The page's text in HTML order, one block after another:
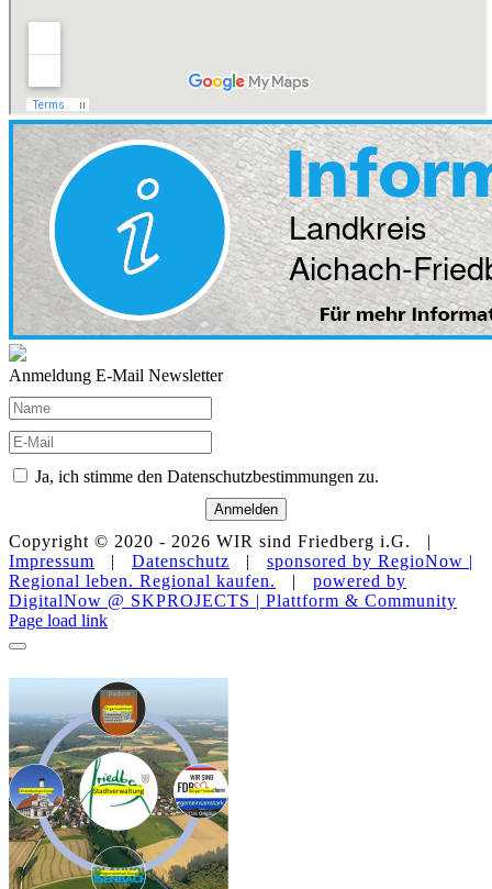
Anmeldung E-Mail Newsletter
Ja, ich stimme den Datenschutzbestimmungen zu.
Anmelden
Copyright © 2020 - 2026 WIR sind Friedberg i.G. |
Impressum | Datenschutz | sponsored by RegioNow |
Regional leben. Regional kaufen.
| powered by
DigitalNow @ SKPROJECTS | Plattform & Community
E-
Mail
WhatsApp
Facebook
Instagram
YouTube
Page load link